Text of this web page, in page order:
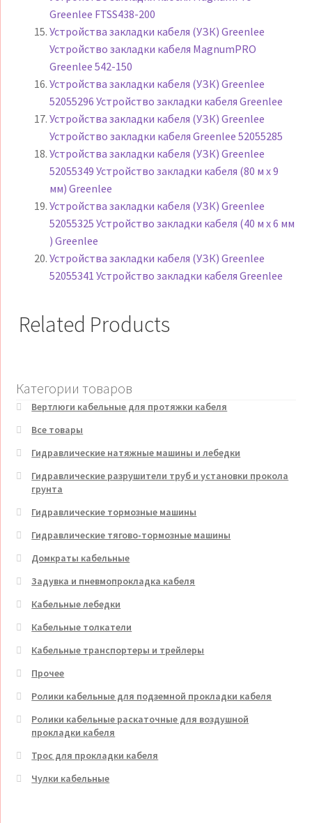
Greenlee FTSS438-200
Устройства закладки кабеля (УЗК) Greenlee
Устройство закладки кабеля MagnumPRO
Greenlee 542-150
Устройства закладки кабеля (УЗК) Greenlee
52055296 Устройство закладки кабеля Greenlee
Устройства закладки кабеля (УЗК) Greenlee
Устройство закладки кабеля Greenlee 52055285
Устройства закладки кабеля (УЗК) Greenlee
52055349 Устройство закладки кабеля (80 м х 9
мм) Greenlee
Устройства закладки кабеля (УЗК) Greenlee
52055325 Устройство закладки кабеля (40 м х 6 мм
) Greenlee
Устройства закладки кабеля (УЗК) Greenlee
52055341 Устройство закладки кабеля Greenlee
Related Products
Категории товаров
Вертлюги кабельные для протяжки кабеля
Все товары
Гидравлические натяжные машины и лебедки
Гидравлические разрушители труб и установки прокола
грунта
Гидравлические тормозные машины
Гидравлические тягово-тормозные машины
Домкраты кабельные
Задувка и пневмопрокладка кабеля
Кабельные лебедки
Кабельные толкатели
Кабельные транспортеры и трейлеры
Прочее
Ролики кабельные для подземной прокладки кабеля
Ролики кабельные раскаточные для воздушной
прокладки кабеля
Трос для прокладки кабеля
Чулки кабельные